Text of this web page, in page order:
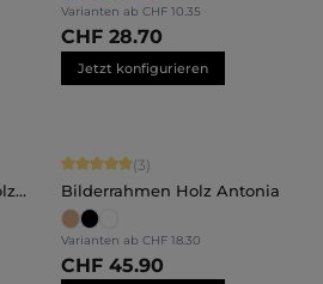
Varianten ab CHF 10.35
CHF 28.70
Jetzt konfigurieren
von 5 von 5 Sternen
Durchschnittliche Bewertung von 5
(3)
Bilderrahmen Holz Antonia
Varianten ab CHF 18.30
CHF 45.90